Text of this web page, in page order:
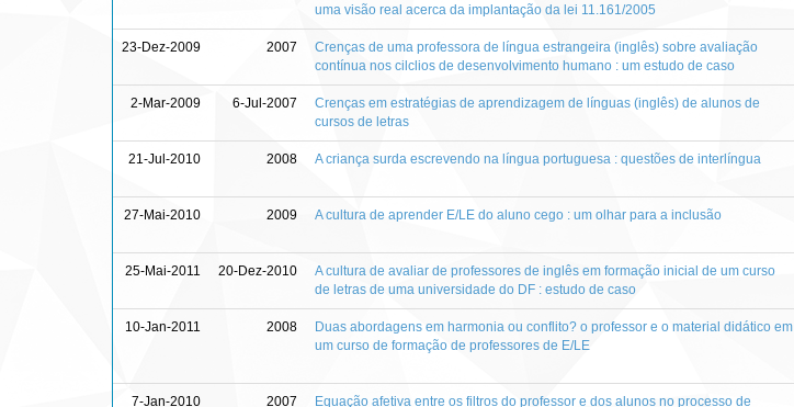
uma visão real acerca da implantação da lei 11.161/2005
23-Dez-2009 2007
Crenças de uma professora de língua estrangeira (inglês) sobre avaliação
contínua nos cilclios de desenvolvimento humano : um estudo de caso
2-Mar-2009 6-Jul-2007
Crenças em estratégias de aprendizagem de línguas (inglês) de alunos de
cursos de letras
21-Jul-2010 2008 A criança surda escrevendo na língua portuguesa : questões de interlíngua
27-Mai-2010 2009 A cultura de aprender E/LE do aluno cego : um olhar para a inclusão
25-Mai-2011 20-Dez-2010
A cultura de avaliar de professores de inglês em formação inicial de um curso
de letras de uma universidade do DF : estudo de caso
10-Jan-2011 2008
Duas abordagens em harmonia ou conflito? o professor e o material didático em
um curso de formação de professores de E/LE
7-Jan-2010 2007 Equação afetiva entre os filtros do professor e dos alunos no processo de